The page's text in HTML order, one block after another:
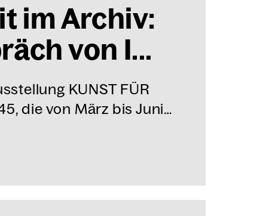
im Archiv:
von I...
KUNST FÜR
die von März bis Juni…